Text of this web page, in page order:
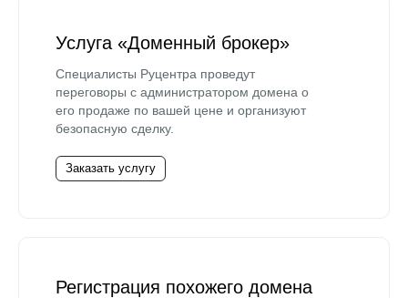
Услуга «Доменный брокер»
Специалисты Руцентра проведут
переговоры с администратором домена о
его продаже по вашей цене и организуют
безопасную сделку.
Заказать услугу
Регистрация похожего домена